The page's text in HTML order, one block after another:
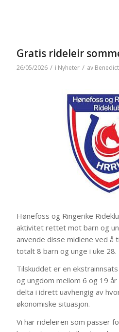
Gratis rideleir
26/05/2026 / i Nyheter / av
Hønefoss og Ringerike
aktivitet rettet mot barn og
anvende disse midlene ved å
totalt 8 barn og unge i uke 28.
Tilskuddet er en
og ungdom mellom 6 og 19
delta i idrett uavhengig av
økonomiske situasjon.
Vi har rideleiren som passer